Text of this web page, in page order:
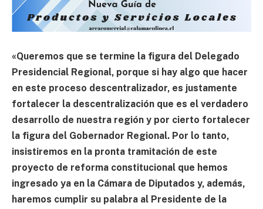
«Queremos que se termine la figura del Delegado
Presidencial Regional, porque si hay algo que hacer
en este proceso descentralizador, es justamente
fortalecer la descentralización que es el verdadero
desarrollo de nuestra región y por cierto fortalecer
la figura del Gobernador Regional. Por lo tanto,
insistiremos en la pronta tramitación de este
proyecto de reforma constitucional que hemos
ingresado ya en la Cámara de Diputados y, además,
haremos cumplir su palabra al Presidente de la